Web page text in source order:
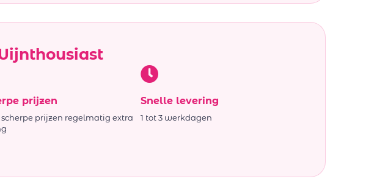
prijzen
prijzen regelmatig extra
Snelle levering
1 tot 3 werkdagen